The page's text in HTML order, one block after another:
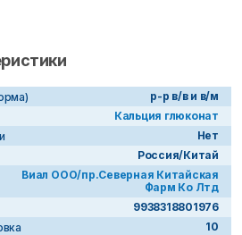
р-р в/в и в/м
Кальция глюконат
Нет
Россия/Китай
Виал ООО/пр.Северная Китайская
Фарм Ко Лтд
9938318801976
10